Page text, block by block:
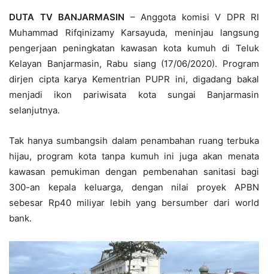
DUTA TV BANJARMASIN – Anggota komisi V DPR RI
Muhammad Rifqinizamy Karsayuda, meninjau langsung
pengerjaan peningkatan kawasan kota kumuh di Teluk
Kelayan Banjarmasin, Rabu siang (17/06/2020). Program
dirjen cipta karya Kementrian PUPR ini, digadang bakal
menjadi ikon pariwisata kota sungai Banjarmasin
selanjutnya.
Tak hanya sumbangsih dalam penambahan ruang terbuka
hijau, program kota tanpa kumuh ini juga akan menata
kawasan pemukiman dengan pembenahan sanitasi bagi
300-an kepala keluarga, dengan nilai proyek APBN
sebesar Rp40 miliyar lebih yang bersumber dari world
bank.